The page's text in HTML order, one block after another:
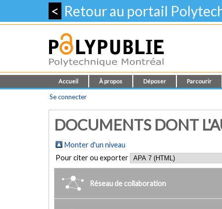
< Retour au portail
Accueil À propos Déposer Parcourir
Se connecter
DOCUMENTS DONT
Monter d'un niveau
Pour citer ou exporter
Réseau de collaboration